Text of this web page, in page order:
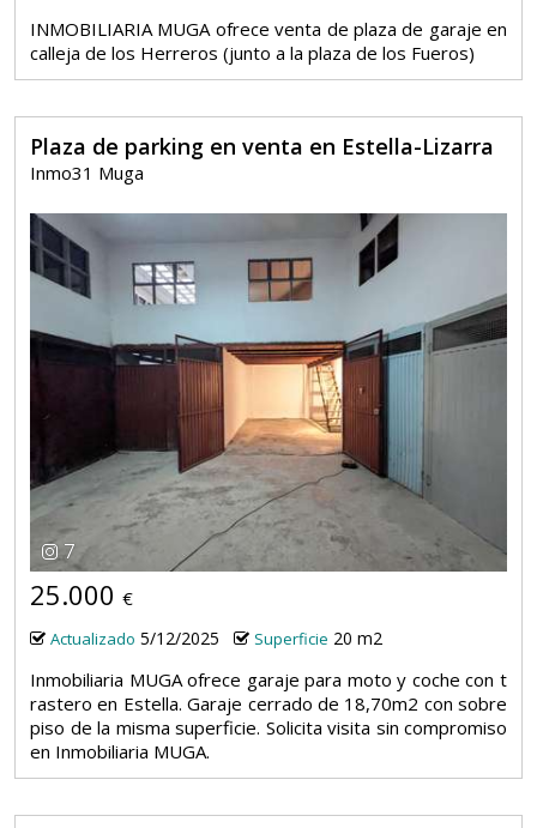
INMOBILIARIA MUGA ofrece venta de plaza de garaje en
calleja de los Herreros (junto a la plaza de los Fueros)
Plaza de parking en venta en Estella-Lizarra
Inmo31 Muga
7
25.000 €
Actualizado 5/12/2025 Superficie 20 m2
Inmobiliaria MUGA ofrece garaje para moto y coche con t
rastero en Estella. Garaje cerrado de 18,70m2 con sobre
piso de la misma superficie. Solicita visita sin compromiso
en Inmobiliaria MUGA.